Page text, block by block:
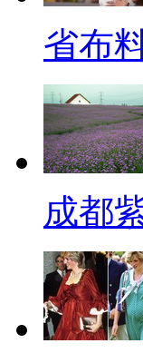
省布
成都